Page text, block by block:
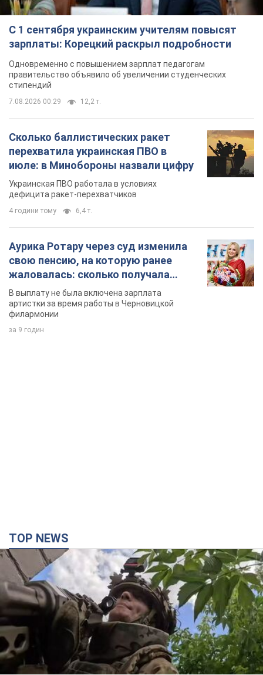
С 1 сентября украинским учителям повысят
зарплаты: Корецкий раскрыл подробности
Одновременно с повышением зарплат педагогам
правительство объявило об увеличении студенческих
стипендий
7.08.2026 00:29 12,2 т.
Сколько баллистических ракет
перехватила украинская ПВО в
июле: в Минобороны назвали цифру
Украинская ПВО работала в условиях
дефицита ракет-перехватчиков
4 години тому 6,4 т.
Аурика Ротару через суд изменила
свою пенсию, на которую ранее
жаловалась: сколько получала
певица
В выплату не была включена зарплата
артистки за время работы в Черновицкой
филармонии
за 9 годин
TOP NEWS